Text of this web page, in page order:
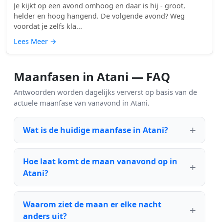
Je kijkt op een avond omhoog en daar is hij - groot,
helder en hoog hangend. De volgende avond? Weg
voordat je zelfs kla...
Lees Meer →
Maanfasen in Atani — FAQ
Antwoorden worden dagelijks ververst op basis van de
actuele maanfase van vanavond in Atani.
Wat is de huidige maanfase in Atani?
Hoe laat komt de maan vanavond op in
Atani?
Waarom ziet de maan er elke nacht
anders uit?